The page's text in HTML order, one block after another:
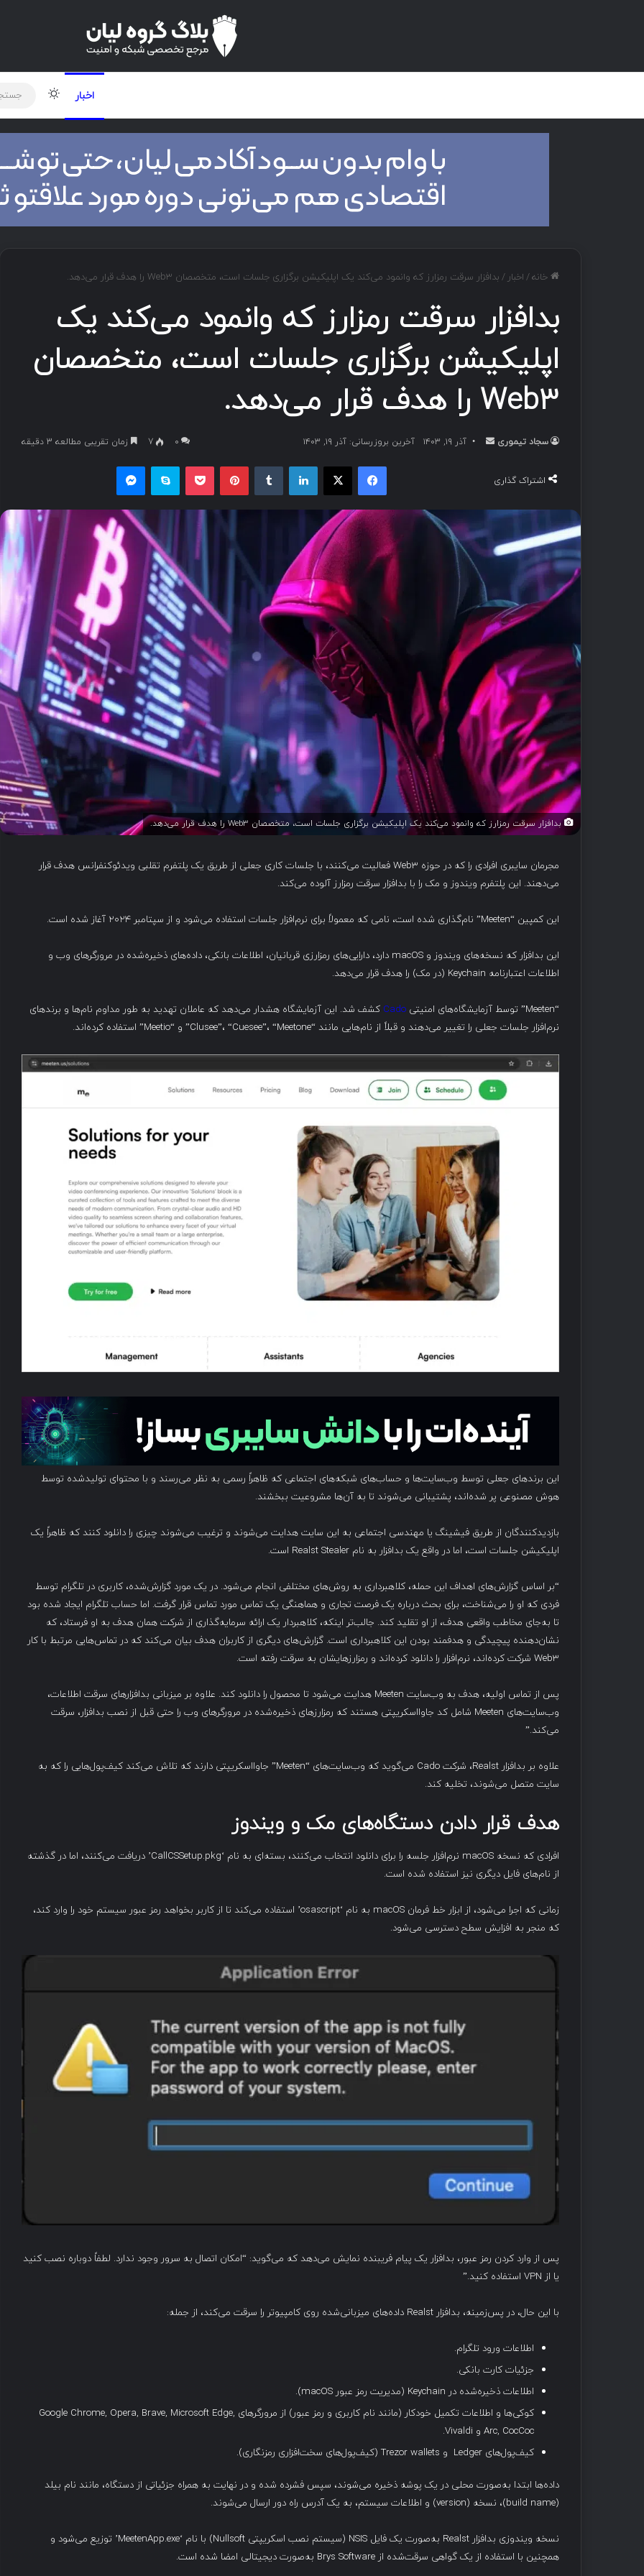
اخبار تغییر
خانه/ اخبار / بدافزار سرقت رمزارز که وانمود می‌کند یک اپلیکیشن برگزاری جلسات است، متخصصان Web3 را هدف قرار می‌دهد.
بدافزار سرقت رمزارز که وانمود می‌کند یک
اپلیکیشن برگزاری جلسات است، متخصصان
Web3 را هدف قرار می‌دهد.
سجاد تیموری
ل
ب
ی
م
ی
ل
آذر ۱۹, ۱۴۰۳ آخرین بروزرسانی: آذر ۱۹, ۱۴۰۳ ۰ 7 زمان تقریبی مطالعه 3 دقیقه
اشتراک گذاری
فیسبوک ایکس لینکداین پینتریست پاکت اسکایپ
بدافزار سرقت رمزارز که وانمود می‌کند یک اپلیکیشن برگزاری جلسات است، متخصصان Web3 را هدف قرار می‌دهد.
مجرمان سایبری افرادی را که در حوزه Web3 فعالیت می‌کنند، با جلسات کاری جعلی از طریق یک پلتفرم تقلبی ویدئوکنفرانس هدف قرار
می‌دهند. این پلتفرم ویندوز و مک را با بدافزار سرقت رمزارز آلوده می‌کند.
این کمپین “Meeten” نام‌گذاری شده است، نامی که معمولاً برای نرم‌افزار جلسات استفاده می‌شود و از سپتامبر ۲۰۲۴ آغاز شده است.
این بدافزار که نسخه‌های ویندوز و macOS دارد، دارایی‌های رمزارزی قربانیان، اطلاعات بانکی، داده‌های ذخیره‌شده در مرورگرهای وب و
اطلاعات اعتبارنامه Keychain (در مک) را هدف قرار می‌دهد.
“Meeten” توسط آزمایشگاه‌های امنیتی Cado کشف شد. این آزمایشگاه هشدار می‌دهد که عاملان تهدید به طور مداوم نام‌ها و برندهای
نرم‌افزار جلسات جعلی را تغییر می‌دهند و قبلاً از نام‌هایی مانند “Clusee”، “Cuesee”، “Meetone” و “Meetio” استفاده کرده‌اند.
این برندهای جعلی توسط وب‌سایت‌ها و حساب‌های شبکه‌های اجتماعی که ظاهراً رسمی به نظر می‌رسند و با محتوای تولیدشده توسط
هوش مصنوعی پر شده‌اند، پشتیبانی می‌شوند تا به آن‌ها مشروعیت ببخشند.
بازدیدکنندگان از طریق فیشینگ یا مهندسی اجتماعی به این سایت هدایت می‌شوند و ترغیب می‌شوند چیزی را دانلود کنند که ظاهراً یک
اپلیکیشن جلسات است، اما در واقع یک بدافزار به نام Realst Stealer است.
“بر اساس گزارش‌های اهداف این حمله، کلاهبرداری به روش‌های مختلفی انجام می‌شود. در یک مورد گزارش‌شده، کاربری در تلگرام توسط
فردی که او را می‌شناخت، برای بحث درباره یک فرصت تجاری و هماهنگی یک تماس مورد تماس قرار گرفت. اما حساب تلگرام ایجاد شده بود
تا به‌جای مخاطب واقعی هدف، از او تقلید کند. جالب‌تر اینکه، کلاهبردار یک ارائه سرمایه‌گذاری از شرکت همان هدف به او فرستاد، که
نشان‌دهنده پیچیدگی و هدفمند بودن این کلاهبرداری است. گزارش‌های دیگری از کاربران هدف بیان می‌کند که در تماس‌هایی مرتبط با کار
Web3 شرکت کرده‌اند، نرم‌افزار را دانلود کرده‌اند و رمزارزهایشان به سرقت رفته است.
پس از تماس اولیه، هدف به وب‌سایت Meeten هدایت می‌شود تا محصول را دانلود کند. علاوه بر میزبانی بدافزارهای سرقت اطلاعات،
وب‌سایت‌های Meeten شامل کد جاوااسکریپتی هستند که رمزارزهای ذخیره‌شده در مرورگرهای وب را حتی قبل از نصب بدافزار، سرقت
می‌کند.”
علاوه بر بدافزار Realst، شرکت Cado می‌گوید که وب‌سایت‌های “Meeten” جاوااسکریپتی دارند که تلاش می‌کند کیف‌پول‌هایی را که به
سایت متصل می‌شوند، تخلیه کند.
هدف قرار دادن دستگاه‌های مک و ویندوز
افرادی که نسخه macOS نرم‌افزار جلسه را برای دانلود انتخاب می‌کنند، بسته‌ای به نام ‘CallCSSetup.pkg’ دریافت می‌کنند، اما در گذشته
از نام‌های فایل دیگری نیز استفاده شده است.
زمانی که اجرا می‌شود، از ابزار خط فرمان macOS به نام ‘osascript’ استفاده می‌کند تا از کاربر بخواهد رمز عبور سیستم خود را وارد کند،
که منجر به افزایش سطح دسترسی می‌شود.
پس از وارد کردن رمز عبور، بدافزار یک پیام فریبنده نمایش می‌دهد که می‌گوید: “امکان اتصال به سرور وجود ندارد. لطفاً دوباره نصب کنید
یا از VPN استفاده کنید.”
با این حال، در پس‌زمینه، بدافزار Realst داده‌های میزبانی‌شده روی کامپیوتر را سرقت می‌کند، از جمله:
اطلاعات ورود تلگرام.
جزئیات کارت بانکی.
اطلاعات ذخیره‌شده در Keychain (مدیریت رمز عبور macOS).
کوکی‌ها و اطلاعات تکمیل خودکار (مانند نام کاربری و رمز عبور) از مرورگرهای Google Chrome, Opera, Brave, Microsoft Edge,
Arc, CocCoc و Vivaldi.
کیف‌پول‌های Ledger و Trezor wallets (کیف‌پول‌های سخت‌افزاری رمزنگاری).
داده‌ها ابتدا به‌صورت محلی در یک پوشه ذخیره می‌شوند، سپس فشرده شده و در نهایت به همراه جزئیاتی از دستگاه، مانند نام بیلد
(build name)، نسخه (version) و اطلاعات سیستم، به یک آدرس راه دور ارسال می‌شوند.
نسخه ویندوزی بدافزار Realst به‌صورت یک فایل NSIS (سیستم نصب اسکریپتی Nullsoft) با نام ‘MeetenApp.exe’ توزیع می‌شود و
همچنین با استفاده از یک گواهی سرقت‌شده از Brys Software به‌صورت دیجیتالی امضا شده است.